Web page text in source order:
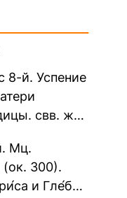
8-й. Успение
свв. жен
Мц.
300).
и Гле́ба,